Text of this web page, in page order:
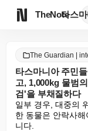
TheNote
The Guardian |
타스마니아 주민
고, 1,000kg 물범
검'을 부채질하다
일부 경우, 대중의
한 동물은 안락사
니다.